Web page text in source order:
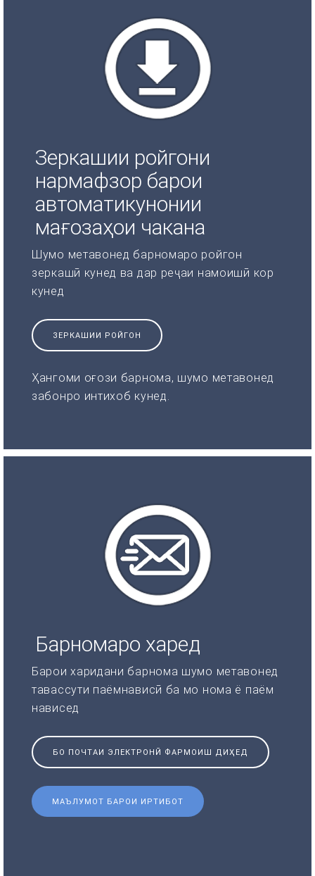
Зеркашии ройгони
нармафзор барои
автоматикунонии
мағозаҳои чакана
Шумо метавонед барномаро ройгон
зеркашӣ кунед ва дар реҷаи намоишӣ кор
кунед
ЗЕРКАШИИ РОЙГОН
Ҳангоми оғози барнома, шумо метавонед
забонро интихоб кунед.
Барномаро харед
Барои харидани барнома шумо метавонед
тавассути паёмнависӣ ба мо нома ё паём
нависед
БО ПОЧТАИ ЭЛЕКТРОНӢ ФАРМОИШ ДИҲЕД
МАЪЛУМОТ БАРОИ ИРТИБОТ